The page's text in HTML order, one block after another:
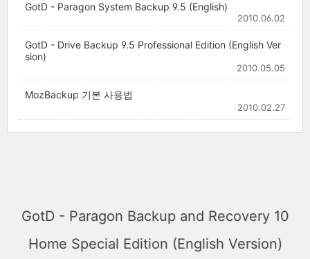
GotD - Paragon System Backup 9.5 (English)
2010.06.02
GotD - Drive Backup 9.5 Professional Edition (English Ver
sion)
2010.05.05
MozBackup 기본 사용법
2010.02.27
GotD - Paragon Backup and Recovery 10
Home Special Edition (English Version)